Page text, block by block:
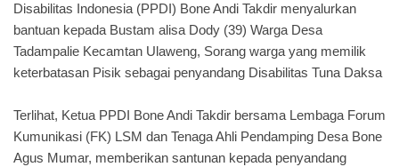
Disabilitas Indonesia (PPDI) Bone Andi Takdir menyalurkan
bantuan kepada Bustam alisa Dody (39) Warga Desa
Tadampalie Kecamtan Ulaweng, Sorang warga yang memilik
keterbatasan Pisik sebagai penyandang Disabilitas Tuna Daksa
Terlihat, Ketua PPDI Bone Andi Takdir bersama Lembaga Forum
Kumunikasi (FK) LSM dan Tenaga Ahli Pendamping Desa Bone
Agus Mumar, memberikan santunan kepada penyandang